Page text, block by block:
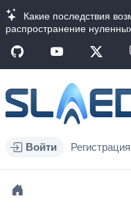
Какие последствия
распространение
Войти Регистрация